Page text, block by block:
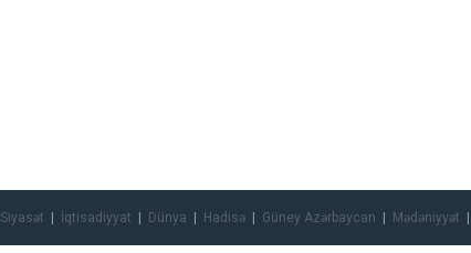
Siyasət İqtisadiyyat Dünya Hadisə Güney Azərbaycan Mədəniyyət